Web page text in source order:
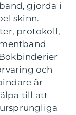
gjorda i
skinn.
protokoll,
och
är
till att